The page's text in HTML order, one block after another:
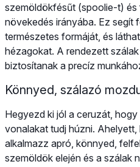
szemöldökfésűt (spoolie-t) és
növekedés irányába. Ez segít
természetes formáját, és
hézagokat. A rendezett
biztosítanak a precíz
Könnyed, szálazó
Hegyezd ki jól a ceruzát,
vonalakat tudj húzni.
alkalmazz apró, könnyed,
szemöldök elején és a szálak